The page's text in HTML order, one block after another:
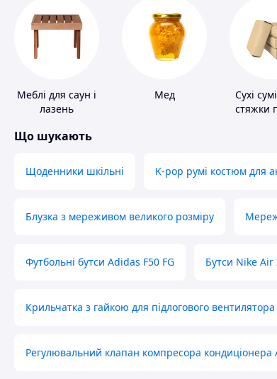
Меблі для саун і
лазень
Мед
Сухі
стяжки
Що шукають
Щоденники шкільні K-pop румі костюм для
Блузка з мереживом великого розміру
Футбольні бутси Adidas F50 FG Бутси Nike Air
Крильчатка з гайкою для підлогового вентилятора
Регулювальний клапан компресора кондиціонера